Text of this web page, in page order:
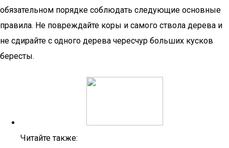
обязательном порядке соблюдать следующие основные
правила. Не повреждайте коры и самого ствола дерева и
не сдирайте с одного дерева чересчур больших кусков
бересты.
Читайте также: